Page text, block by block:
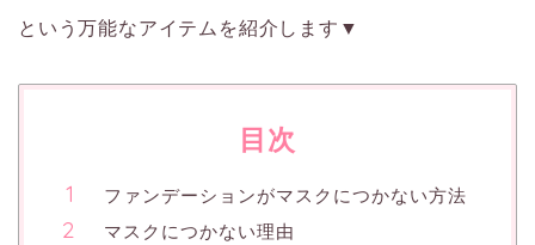
という万能なアイテムを紹介します▼
目次
ファンデーションがマスクにつかない方法
マスクにつかない理由